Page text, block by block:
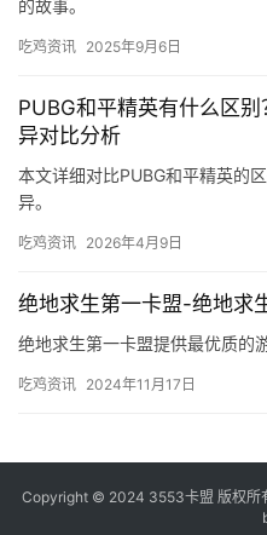
的故事。
吃鸡资讯 2025年9月6日
PUBG和平精英有什么区
异对比分析
本文详细对比PUBG和平精英的
异。
吃鸡资讯 2026年4月9日
绝地求生第一卡盟-绝地求
绝地求生第一卡盟提供最优质的
吃鸡资讯 2024年11月17日
Copyright © 2024 3553卡盟 版权所